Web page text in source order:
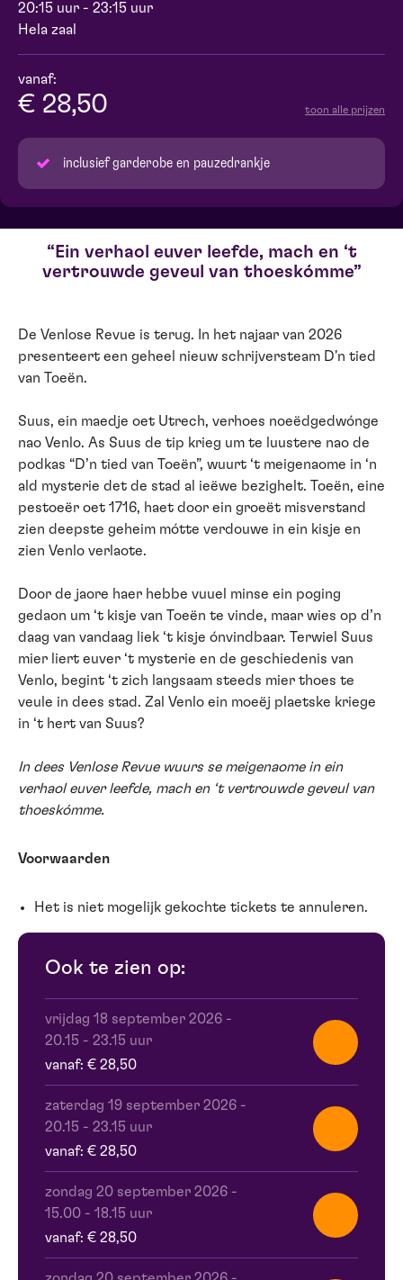
20:15 uur - 23:15 uur
Hela zaal
vanaf:
€ 28,50 toon alle prijzen
inclusief garderobe en pauzedrankje
Ein verhaol euver leefde, mach en ‘t
vertrouwde geveul van thoeskómme
De Venlose Revue is terug. In het najaar van 2026
presenteert een geheel nieuw schrijversteam D'n tied
van Toeën.
Suus, ein maedje oet Utrech, verhoes noeëdgedwónge
nao Venlo. As Suus de tip krieg um te luustere nao de
podkas “D’n tied van Toeën”, wuurt ‘t meigenaome in ‘n
ald mysterie det de stad al ieëwe bezighelt. Toeën, eine
pestoeër oet 1716, haet door ein groeët misverstand
zien deepste geheim mótte verdouwe in ein kisje en
zien Venlo verlaote.
Door de jaore haer hebbe vuuel minse ein poging
gedaon um ‘t kisje van Toeën te vinde, maar wies op d’n
daag van vandaag liek ‘t kisje ónvindbaar. Terwiel Suus
mier liert euver ‘t mysterie en de geschiedenis van
Venlo, begint ‘t zich langsaam steeds mier thoes te
veule in dees stad. Zal Venlo ein moeëj plaetske kriege
in ‘t hert van Suus?
In dees Venlose Revue wuurs se meigenaome in ein
verhaol euver leefde, mach en ‘t vertrouwde geveul van
thoeskómme.
Voorwaarden
Het is niet mogelijk gekochte tickets te annuleren.
Ook te zien op:
vrijdag 18 september 2026 -
20.15 - 23.15 uur
vanaf: € 28,50
zaterdag 19 september 2026 -
20.15 - 23.15 uur
vanaf: € 28,50
zondag 20 september 2026 -
15.00 - 18.15 uur
vanaf: € 28,50